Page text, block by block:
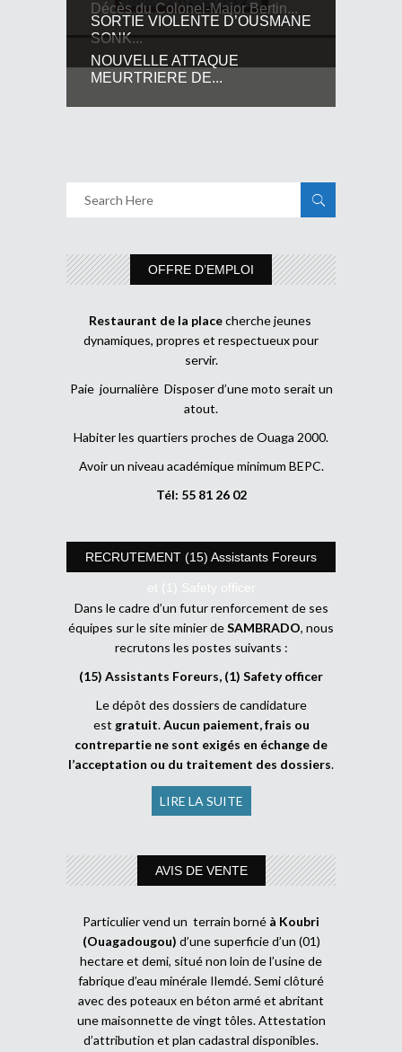
Décès du Colonel-Major Bertin...
SORTIE VIOLENTE D’OUSMANE
SONK...
NOUVELLE ATTAQUE
MEURTRIERE DE...
OFFRE D’EMPLOI
Restaurant de la placecherche jeunes
dynamiques, propres et respectueux pour
servir.
Paie journalière Disposer d’une moto serait un
atout.
Habiter les quartiers proches de Ouaga 2000.
Avoir un niveau académique minimum BEPC.
Tél: 55 81 26 02
RECRUTEMENT (15) Assistants Foreurs
et (1) Safety officer
Dans le cadre d’un futur renforcement de ses
équipes sur le site minier deSAMBRADO, nous
recrutons les postes suivants :
(15) Assistants Foreurs, (1) Safety officer
Le dépôt des dossiers de candidature
est gratuit.Aucun paiement, frais ou
contrepartie ne sont exigés en échange de
l’acceptation ou du traitement des dossiers.
LIRE LA SUITE
AVIS DE VENTE
Particulier vend un terrain borné à Koubri
(Ouagadougou) d’une superficie d’un (01)
hectare et demi, situé non loin de l’usine de
fabrique d’eau minérale Ilemdé. Semi clôturé
avec des poteaux en béton armé et abritant
une maisonnette de vingt tôles. Attestation
d’attribution et plan cadastral disponibles.